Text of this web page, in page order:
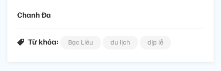
Chanh Đa
Từ khóa: Bạc Liêu du lịch dịp lễ